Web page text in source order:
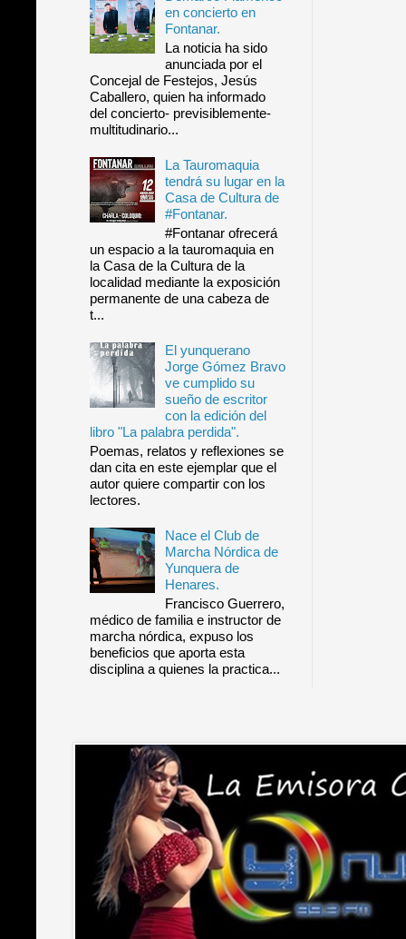
en concierto en
Fontanar.
La noticia ha sido
anunciada por el
Concejal de Festejos, Jesús
Caballero, quien ha informado
del concierto- previsiblemente-
multitudinario...
La Tauromaquia
tendrá su lugar en la
Casa de Cultura de
#Fontanar.
#Fontanar ofrecerá
un espacio a la tauromaquia en
la Casa de la Cultura de la
localidad mediante la exposición
permanente de una cabeza de
t...
El yunquerano
Jorge Gómez Bravo
ve cumplido su
sueño de escritor
con la edición del
libro "La palabra perdida".
Poemas, relatos y reflexiones se
dan cita en este ejemplar que el
autor quiere compartir con los
lectores.
Nace el Club de
Marcha Nórdica de
Yunquera de
Henares.
Francisco Guerrero,
médico de familia e instructor de
marcha nórdica, expuso los
beneficios que aporta esta
disciplina a quienes la practica...